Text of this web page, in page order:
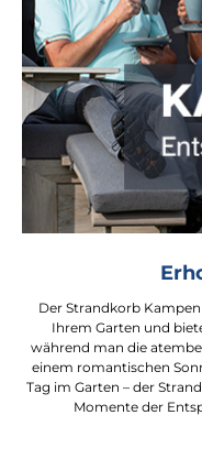
Der Strandkorb
Ihrem Garten und
während man die
einem romantischen
Tag im Garten – der
Momente der